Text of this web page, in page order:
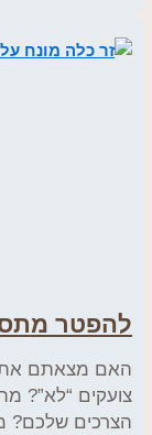
להפטר
האם מצאתם את
צועקים “לא”?
הצרכים שלכם?